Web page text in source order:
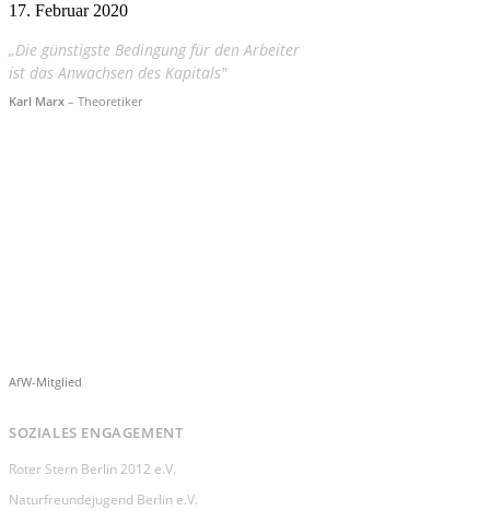
17. Februar 2020
„Die günstigste Bedingung für den Arbeiter
ist das Anwachsen des Kapitals"
Karl Marx – Theoretiker
AfW-Mitglied
SOZIALES ENGAGEMENT
Roter Stern Berlin 2012 e.V.
Naturfreundejugend Berlin e.V.